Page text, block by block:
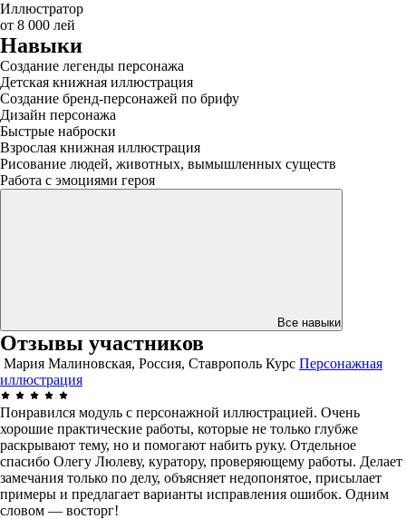
Иллюстратор
от 8 000 лей
Навыки
Создание легенды персонажа
Детская книжная иллюстрация
Создание бренд-персонажей по брифу
Дизайн персонажа
Быстрые наброски
Взрослая книжная иллюстрация
Рисование людей, животных, вымышленных существ
Работа с эмоциями героя
Все навыки
Отзывы участников
Мария Малиновская, Россия, Ставрополь Курс Персонажная
иллюстрация
Понравился модуль с персонажной иллюстрацией. Очень
хорошие практические работы, которые не только глубже
раскрывают тему, но и помогают набить руку. Отдельное
спасибо Олегу Люлеву, куратору, проверяющему работы. Делает
замечания только по делу, объясняет недопонятое, присылает
примеры и предлагает варианты исправления ошибок. Одним
словом — восторг!